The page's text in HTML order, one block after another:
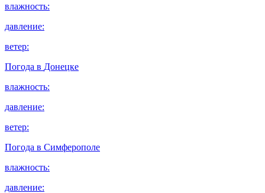
влажность:
давление:
ветер:
Погода в Донецке
влажность:
давление:
ветер:
Погода в Симферополе
влажность:
давление: